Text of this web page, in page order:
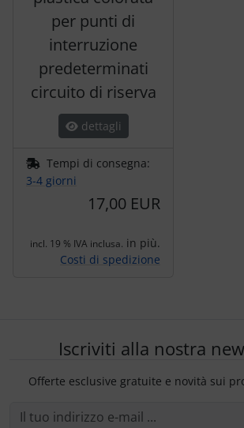
per punti di
interruzione
predeterminati
circuito di riserva
dettagli
Tempi di consegna:
3-4 giorni
17,00 EUR
incl. 19 % IVA inclusa. in più.
Costi di spedizione
Iscriviti alla nostra
Offerte esclusive gratuite e novità sui